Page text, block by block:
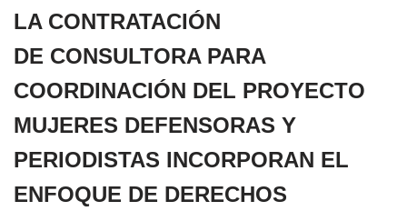
LA CONTRATACIÓN
DE CONSULTORA PARA
COORDINACIÓN DEL PROYECTO
MUJERES DEFENSORAS Y
PERIODISTAS INCORPORAN EL
ENFOQUE DE DERECHOS